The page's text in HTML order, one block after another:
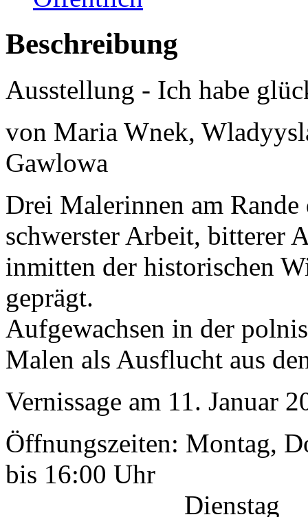
Beschreibung
Ausstellung - Ich habe
von Maria Wnek,
Gawlowa
Drei Malerinnen am
schwerster Arbeit, bitterer
inmitten der historischen
geprägt.
Aufgewachsen in der
Malen als Ausflucht aus
Vernissage am 11. Januar
Öffnungszeiten: Montag,
bis 16:00 Uhr